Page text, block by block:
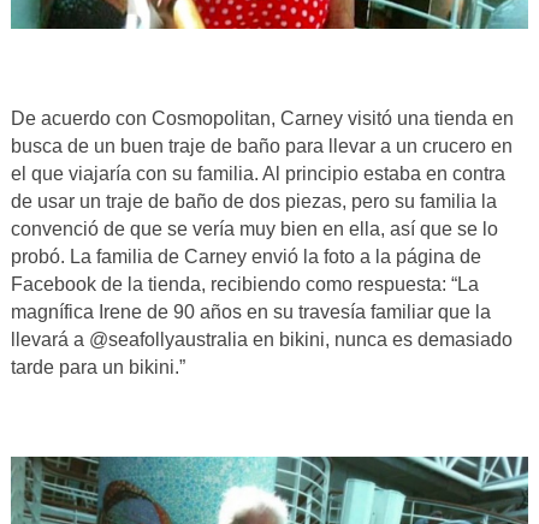
De acuerdo con Cosmopolitan, Carney visitó una tienda en
busca de un buen traje de baño para llevar a un crucero en
el que viajaría con su familia. Al principio estaba en contra
de usar un traje de baño de dos piezas, pero su familia la
convenció de que se vería muy bien en ella, así que se lo
probó. La familia de Carney envió la foto a la página de
Facebook de la tienda, recibiendo como respuesta: “La
magnífica Irene de 90 años en su travesía familiar que la
llevará a @seafollyaustralia en bikini, nunca es demasiado
tarde para un bikini.”